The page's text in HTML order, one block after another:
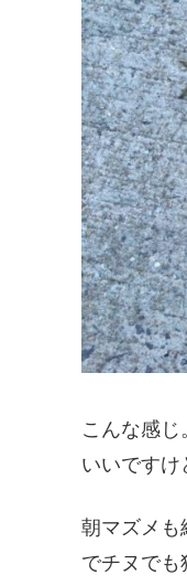
こんな感
いいですけ
朝マズメも
でチヌでも